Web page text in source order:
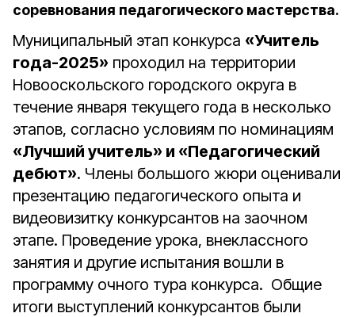
соревнования педагогического мастерства.
Муниципальный этап конкурса «Учитель
года-2025» проходил на территории
Новооскольского городского округа в
течение января текущего года в несколько
этапов, согласно условиям по номинациям
«Лучший учитель» и «Педагогический
дебют». Члены большого жюри оценивали
презентацию педагогического опыта и
видеовизитку конкурсантов на заочном
этапе. Проведение урока, внеклассного
занятия и другие испытания вошли в
программу очного тура конкурса. Общие
итоги выступлений конкурсантов были